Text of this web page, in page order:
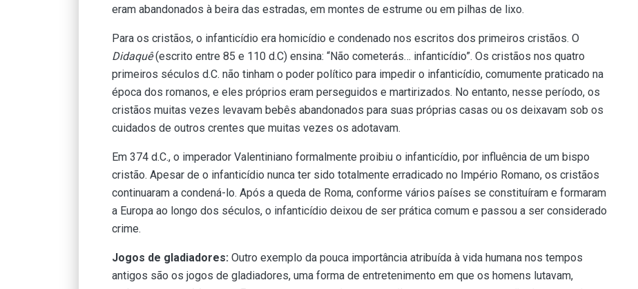
eram abandonados à beira das estradas, em montes de estrume ou em pilhas de lixo.
Para os cristãos, o infanticídio era homicídio e condenado nos escritos dos primeiros cristãos. O
Didaquê(escrito entre 85 e 110 d.C) ensina: “Não cometerás… infanticídio”. Os cristãos nos quatro
primeiros séculos d.C. não tinham o poder político para impedir o infanticídio, comumente praticado na
época dos romanos, e eles próprios eram perseguidos e martirizados. No entanto, nesse período, os
cristãos muitas vezes levavam bebês abandonados para suas próprias casas ou os deixavam sob os
cuidados de outros crentes que muitas vezes os adotavam.
Em 374 d.C., o imperador Valentiniano formalmente proibiu o infanticídio, por influência de um bispo
cristão. Apesar de o infanticídio nunca ter sido totalmente erradicado no Império Romano, os cristãos
continuaram a condená-lo. Após a queda de Roma, conforme vários países se constituíram e formaram
a Europa ao longo dos séculos, o infanticídio deixou de ser prática comum e passou a ser considerado
crime.
Jogos de gladiadores: Outro exemplo da pouca importância atribuída à vida humana nos tempos
antigos são os jogos de gladiadores, uma forma de entretenimento em que os homens lutavam,